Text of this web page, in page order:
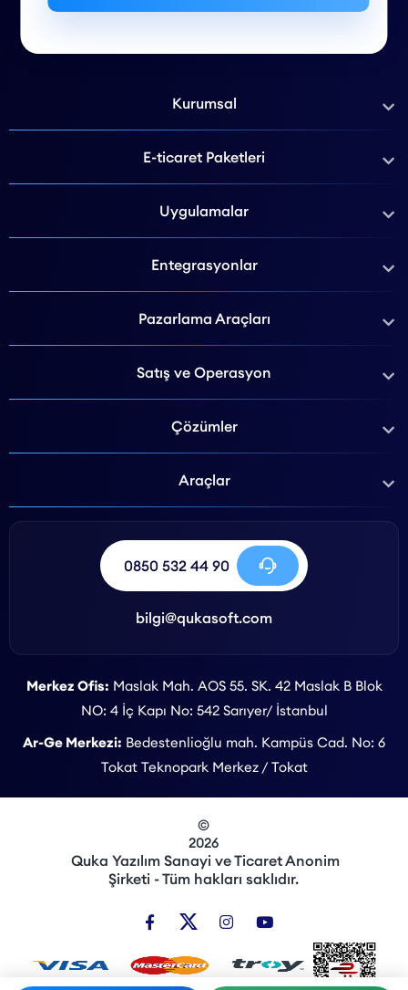
Kurumsal
E-ticaret Paketleri
Uygulamalar
Entegrasyonlar
Pazarlama Araçları
Satış ve Operasyon
Çözümler
Araçlar
0850 532 44 90
bilgi@qukasoft.com
Merkez Ofis: Maslak Mah. AOS 55. SK. 42 Maslak B Blok
NO: 4 İç Kapı No: 542 Sarıyer/ İstanbul
Ar-Ge Merkezi: Bedestenlioğlu mah. Kampüs Cad. No: 6
Tokat Teknopark Merkez / Tokat
©
2026
Quka Yazılım Sanayi ve Ticaret Anonim
Şirketi - Tüm hakları saklıdır.